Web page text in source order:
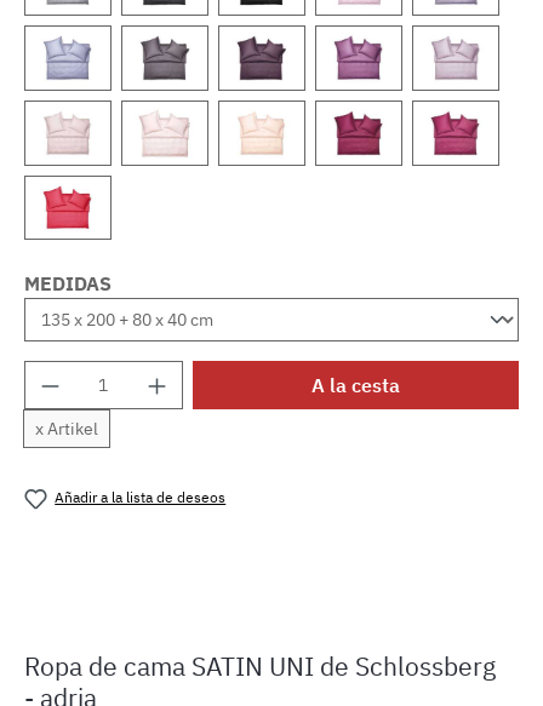
MEDIDAS
Cantidad del producto: introduce la
x Artikel
A la cesta
Añadir a la lista de deseos
Ropa de cama SATIN UNI de Schlossberg
- adria